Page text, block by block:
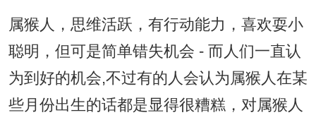
属猴人，思维活跃，有行动能力，喜欢耍小
聪明，但可是简单错失机会 - 而人们一直认
为到好的机会,不过有的人会认为属猴人在某
些月份出生的话都是显得很糟糕，对属猴人